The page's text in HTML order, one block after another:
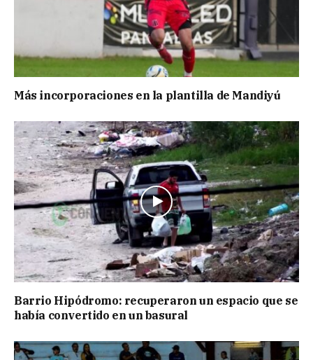
Más incorporaciones en la plantilla de Mandiyú
Barrio Hipódromo: recuperaron un espacio que se
había convertido en un basural